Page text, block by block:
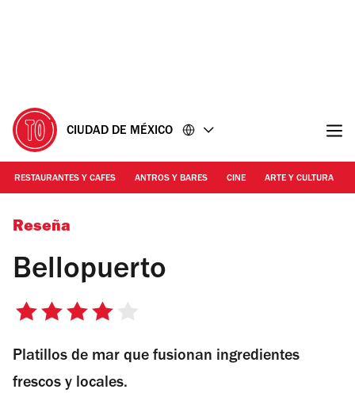
CIUDAD DE MÉXICO
RESTAURANTES Y CAFES ANTROS Y BARES CINE ARTE Y CULTURA
Bellopuerto
Reseña
Bellopuerto
4
5
estrellas
Platillos de mar que fusionan ingredientes
frescos y locales.